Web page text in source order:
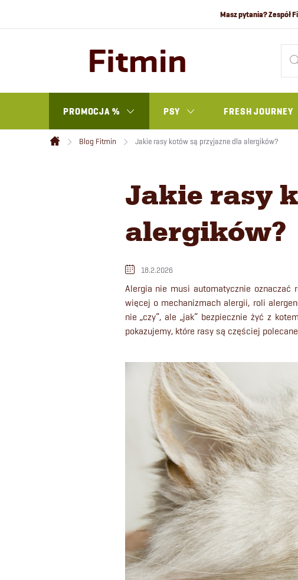
PROMOCJA % PSY FRESH JOURNEY
Home
Blog Fitmin Jakie rasy kotów są przyjazne dla alergików?
Jakie rasy
alergików?
18.2.2026
Alergia nie musi automatycznie oznaczać
więcej o mechanizmach alergii, roli
nie „czy”, ale „jak” bezpiecznie żyć z
pokazujemy, które rasy są częściej